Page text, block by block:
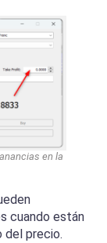
en la
cuando están
del precio.